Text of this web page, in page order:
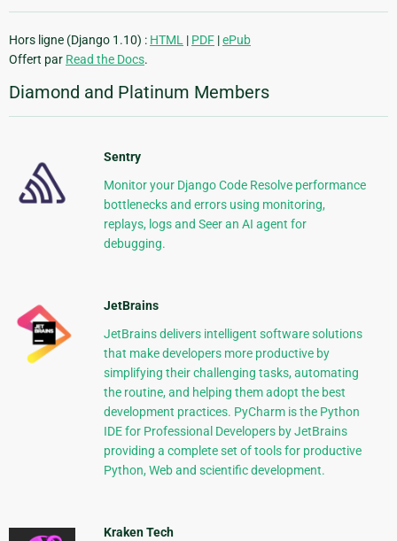
Hors ligne (Django 1.10) : HTML | PDF |ePub
Offert par Read the Docs.
Diamond and Platinum Members
Sentry
Monitor your Django Code Resolve performance
bottlenecks and errors using monitoring,
replays, logs and Seer an AI agent for
debugging.
JetBrains
JetBrains delivers intelligent software solutions
that make developers more productive by
simplifying their challenging tasks, automating
the routine, and helping them adopt the best
development practices. PyCharm is the Python
IDE for Professional Developers by JetBrains
providing a complete set of tools for productive
Python, Web and scientific development.
Kraken Tech